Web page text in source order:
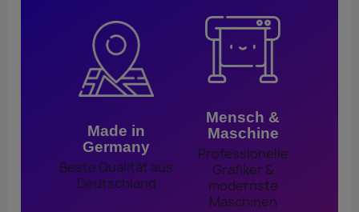
Made in
Germany
Beste Qualität aus
Deutschland
Mensch &
Maschine
Professionelle
Grafiker &
modernste
Maschinen